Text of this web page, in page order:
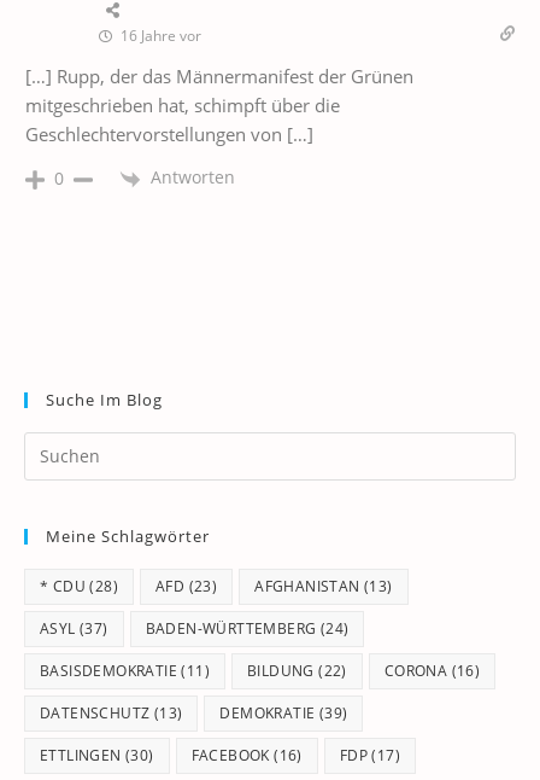
16 Jahre vor
[…] Rupp, der das Männermanifest der Grünen
mitgeschrieben hat, schimpft über die
Geschlechtervorstellungen von […]
0 Antworten
Suche Im Blog
Meine Schlagwörter
* CDU (28) AFD (23) AFGHANISTAN (13)
ASYL (37) BADEN-WÜRTTEMBERG (24)
BASISDEMOKRATIE (11) BILDUNG (22) CORONA (16)
DATENSCHUTZ (13) DEMOKRATIE (39)
ETTLINGEN (30) FACEBOOK (16) FDP(17)